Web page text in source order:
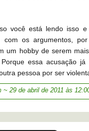
você está lendo isso
com os argumentos,
um hobby de serem
essa acusação
pessoa por ser
~ 29 de abril de 2011 às